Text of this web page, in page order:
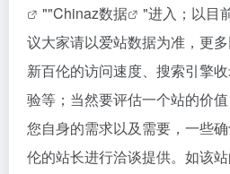
""Chinaz数据
"进入；以目
议大家请以爱站数据为准，更
新百伦的访问速度、搜索引擎
验等；当然要评估一个站的价
您自身的需求以及需要，一些
伦的站长进行洽谈提供。如该